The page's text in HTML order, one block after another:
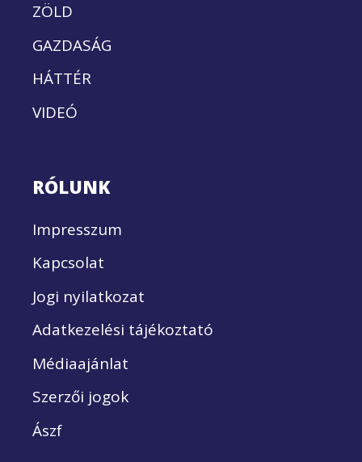
ZÖLD
GAZDASÁG
HÁTTÉR
VIDEÓ
RÓLUNK
Impresszum
Kapcsolat
Jogi nyilatkozat
Adatkezelési tájékoztató
Médiaajánlat
Szerzői jogok
Ászf